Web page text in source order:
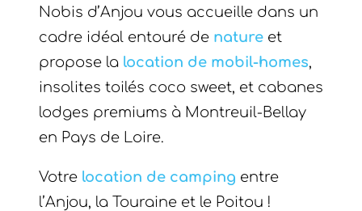
Nobis d’Anjou vous accueille dans un
cadre idéal entouré de nature et
propose la location de mobil-homes,
insolites toilés coco sweet, et cabanes
lodges premiums à Montreuil-Bellay
en Pays de Loire.
Votre location de camping entre
l’Anjou, la Touraine et le Poitou !